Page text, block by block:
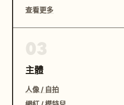
查看更多
主體
人像 / 自拍